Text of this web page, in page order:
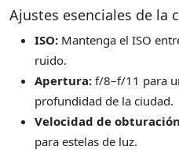
Ajustes esenciales de la
ISO: Mantenga el ISO
ruido.
Apertura: f/8–f/11 para
profundidad de la ciudad.
Velocidad de
para estelas de luz.